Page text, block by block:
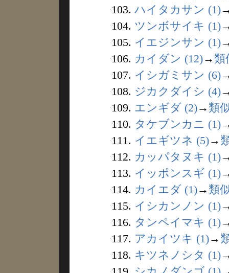
103. ハイタカサン (1)
104. ツンボサイキ (1)
105. イエジンサン (1)
106. カイダン (12)→ 類
107. イシガミサン (6)
108. ジカクダイシ (4)
109. エンギダ (2)→ 類
110. タケブンカニ (1)
111. イエギツネ (5)→
112. カッパタヌキ (1)
113. イッポンスギ (1)
114. カイエダ (1)→ 類
115. イシカンノン (1)
116. タンペイマキ (1)
117. アカイツキ (1)→
118. キツネノシタ (1)